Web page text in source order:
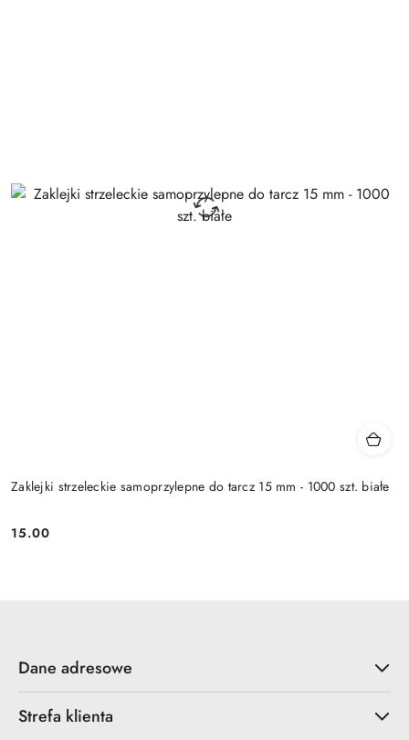
Zaklejki strzeleckie samoprzylepne do tarcz 15 mm - 1000 szt. białe
Cena:
15.00
Dane adresowe
Strefa klienta